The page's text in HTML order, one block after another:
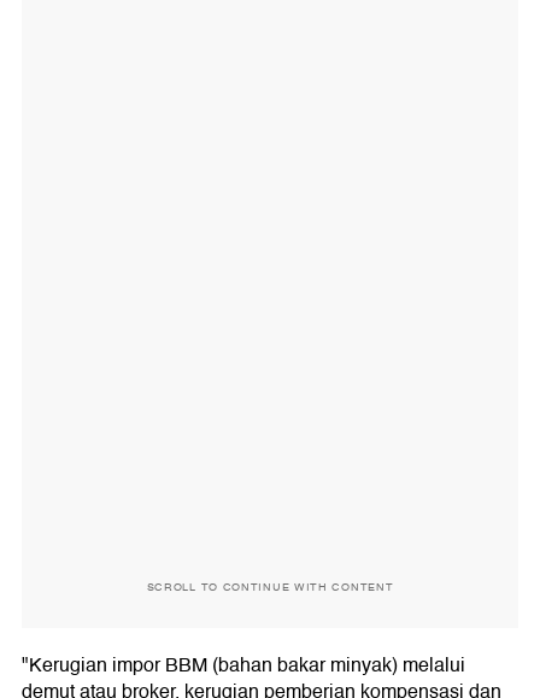
SCROLL TO CONTINUE WITH CONTENT
"Kerugian impor BBM (bahan bakar minyak) melalui